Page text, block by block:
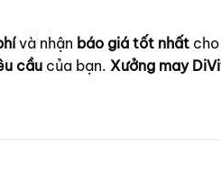
và nhận báo giá tốt nhấtcho
cầucủa bạn. Xưởng may